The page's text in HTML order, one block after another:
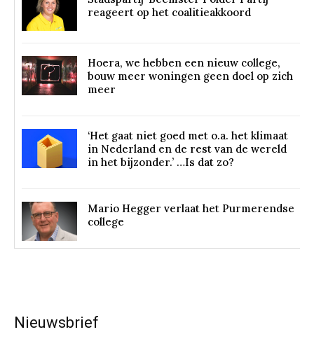
reageert op het coalitieakkoord
Hoera, we hebben een nieuw college,
bouw meer woningen geen doel op zich
meer
‘Het gaat niet goed met o.a. het klimaat
in Nederland en de rest van de wereld
in het bijzonder.’ …Is dat zo?
Mario Hegger verlaat het Purmerendse
college
Nieuwsbrief